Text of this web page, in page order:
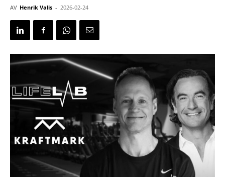
AV Henrik Valis - 2026-02-24